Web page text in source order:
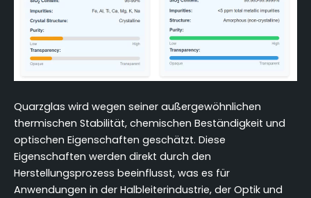
Quarzglas wird wegen seiner außergewöhnlichen
thermischen Stabilität, chemischen Beständigkeit und
optischen Eigenschaften geschätzt. Diese
Eigenschaften werden direkt durch den
Herstellungsprozess beeinflusst, was es für
Anwendungen in der Halbleiterindustrie, der Optik und